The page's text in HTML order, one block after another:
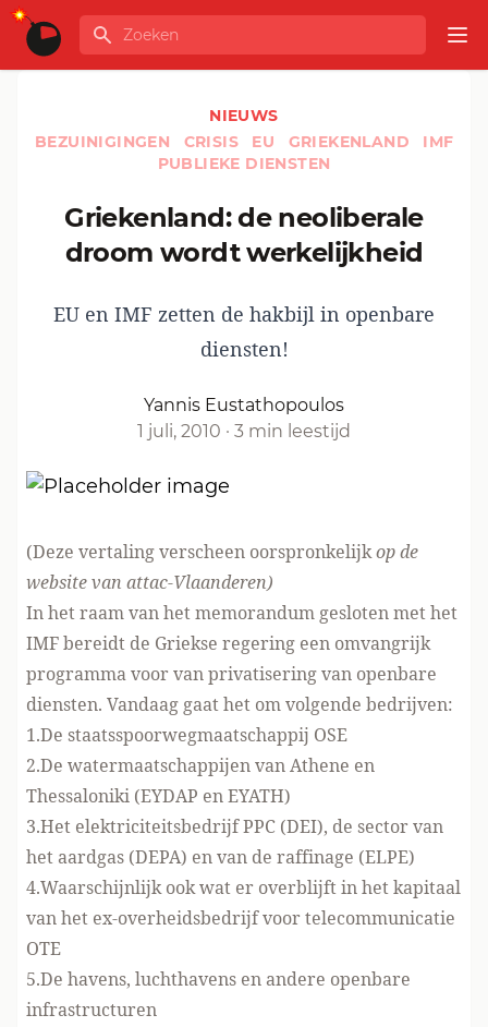
Ga naar de inhoud
GLOBALINFO
Zoeken
NIEUWS
BEZUINIGINGEN
CRISIS EU GRIEKENLAND
IMF
PUBLIEKE DIENSTEN
Griekenland: de neoliberale
droom wordt werkelijkheid
EU en IMF zetten de hakbijl in openbare
diensten!
Yannis Eustathopoulos
1 juli, 2010 · 3 min leestijd
(Deze vertaling verscheen oorspronkelijkop de
website van attac-Vlaanderen)
In het raam van het memorandum gesloten met het
IMF bereidt de Griekse regering een omvangrijk
programma voor van privatisering van openbare
diensten. Vandaag gaat het om volgende bedrijven:
1.De staatsspoorwegmaatschappij OSE
2.De watermaatschappijen van Athene en
Thessaloniki (EYDAP en EYATH)
3.Het elektriciteitsbedrijf PPC (DEI), de sector van
het aardgas (DEPA) en van de raffinage (ELPE)
4.Waarschijnlijk ook wat er overblijft in het kapitaal
van het ex-overheidsbedrijf voor telecommunicatie
OTE
5.De havens, luchthavens en andere openbare
infrastructuren